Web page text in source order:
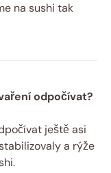
na sushi tak
odpočívat?
ještě asi
a rýže